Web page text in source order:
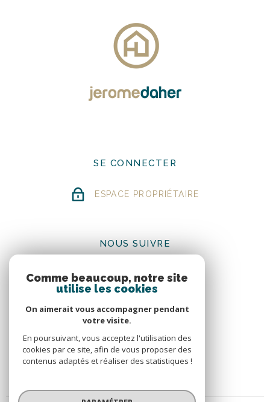
SE CONNECTER
ESPACE PROPRIÉTAIRE
NOUS SUIVRE
Comme beaucoup, notre site
utilise les cookies
On aimerait vous accompagner pendant
votre visite.
En poursuivant, vous acceptez l'utilisation des
cookies par ce site, afin de vous proposer des
contenus adaptés et réaliser des statistiques !